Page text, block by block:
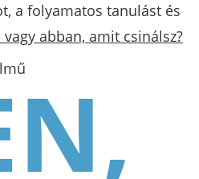
a folyamatos tanulást és
abban, amit csinálsz?